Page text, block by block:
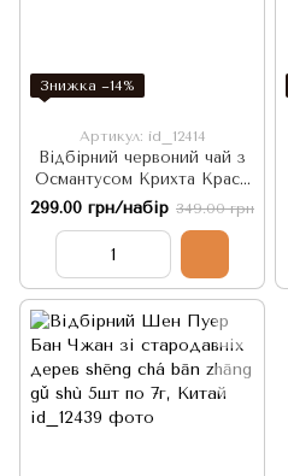
Знижка −14%
Артикул: id_12414
Відбірний червоний чай з
Османтусом Крихта Краси
- знімає стрес та покращує
настрій 9шт по 7г, Китай
299.00 грн/набір 349.00 грн